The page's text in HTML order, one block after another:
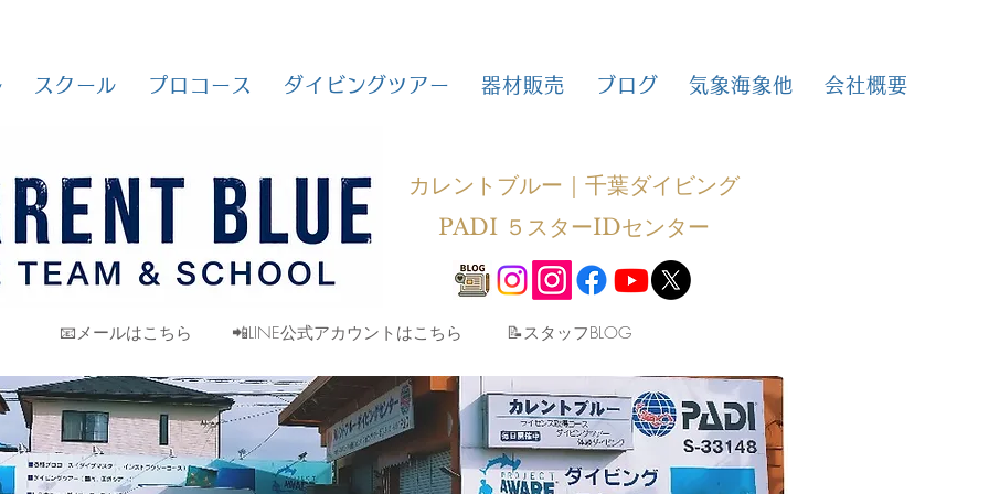
スクール プロコース ダイビングツアー 器材販売 ブログ 気象海象他 会社概要
カレントブルー｜千葉ダイビング
PADI ５スターIDセンター
📧メールはこちら 📲LINE公式アカウントはこちら ​📝スタッフBLOG